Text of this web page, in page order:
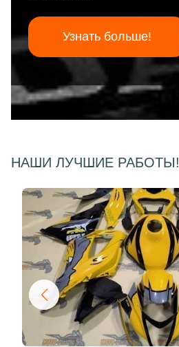
Узнать больше!
НАШИ ЛУЧШИЕ РАБОТЫ!